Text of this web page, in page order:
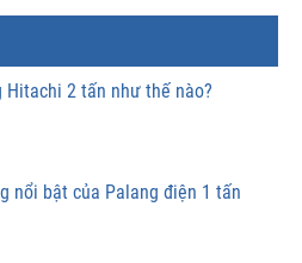
Hitachi 2 tấn như thế nào?
nổi bật của Palang điện 1 tấn